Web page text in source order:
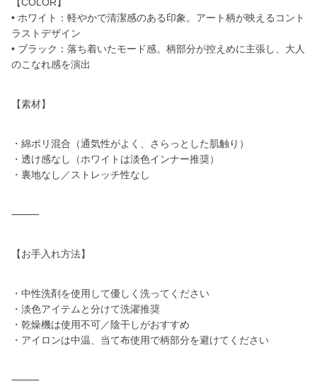
• ホワイト：軽やかで清潔感のある印象。アート柄が映えるコント
ラストデザイン
• ブラック：落ち着いたモード感。柄部分が控えめに主張し、大人
のこなれ感を演出
【素材】
・綿ポリ混合（通気性がよく、さらっとした肌触り）
・透け感なし（ホワイトは淡色インナー推奨）
・裏地なし／ストレッチ性なし
⸻
【お手入れ方法】
・中性洗剤を使用して優しく洗ってください
・淡色アイテムと分けて洗濯推奨
・乾燥機は使用不可／陰干しがおすすめ
・アイロンは中温、当て布使用で柄部分を避けてください
⸻